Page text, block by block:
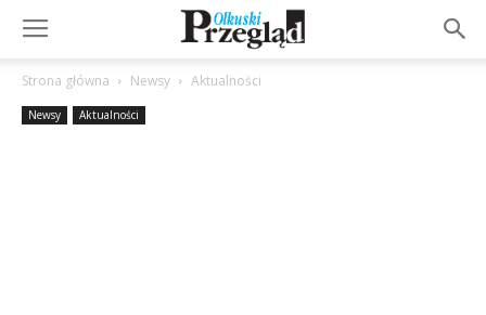
Strona główna Newsy Aktualności
Newsy Aktualności